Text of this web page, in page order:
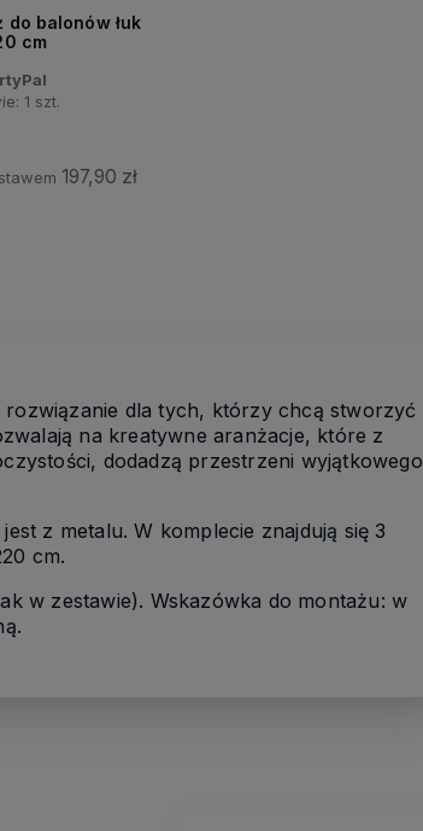
do balonów łuk
cm
1 szt.
197,90 zł
rozwiązanie dla tych, którzy chcą stworzyć
na kreatywne aranżacje, które z
dodadzą przestrzeni wyjątkowego
z metalu. W komplecie znajdują się 3
cm.
w zestawie). Wskazówka do montażu: w